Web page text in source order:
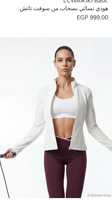
هودي نسائي بسحاب من سوفت تاتش
999.00 EGP